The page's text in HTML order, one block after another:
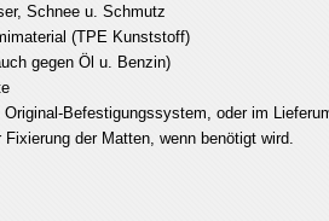
Schnee u. Schmutz
(TPE Kunststoff)
gegen Öl u. Benzin)
Befestigungssystem, oder im
der Matten, wenn benötigt wird.